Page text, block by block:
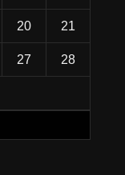
20 21
27 28